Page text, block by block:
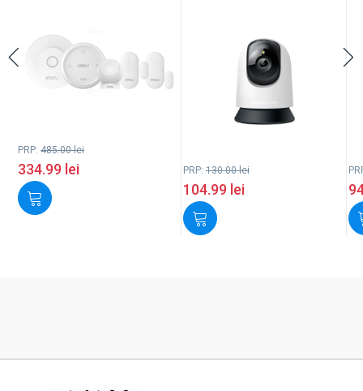
PRP: 485.00lei
334.99 lei PRP: 130.00lei
104.99 lei